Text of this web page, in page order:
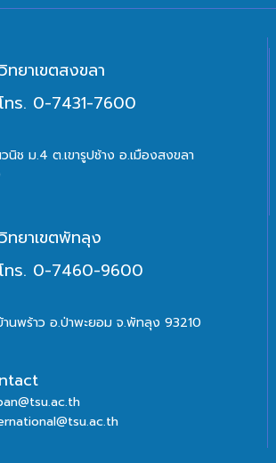
วิทยาเขตสงขลา
ทร. 0-7431-7600
ช ม.4 ต.เขารูปช้าง อ.เมืองสงขลา
วิทยาเขตพัทลุง
ทร. 0-7460-9600
นพร้าว อ.ป่าพะยอม จ.พัทลุง 93210